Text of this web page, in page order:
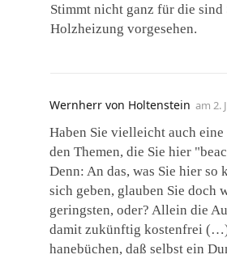
Stimmt nicht ganz für die sind
Holzheizung vorgesehen.
Wernherr von Holtenstein am 2.
Haben Sie vielleicht auch
den Themen, die Sie hier
Denn: An das, was Sie hier
sich geben, glauben Sie doch
geringsten, oder? Allein die
damit zukünftig kostenfrei
hanebüchen, daß selbst ein